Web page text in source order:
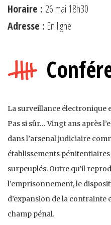
Horaire : 26 mai 18h30
Adresse : En ligne
La surveillance électronique
Pas si sûr… Vingt ans après
dans l’arsenal judiciaire
établissements
surpeuplés. Outre qu’il
l’emprisonnement, le
d’expansion de la contrainte
champ pénal.